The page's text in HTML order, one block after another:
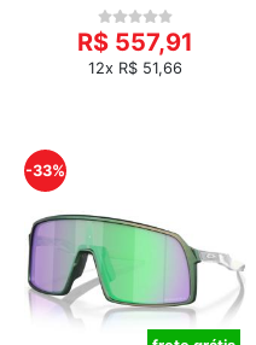
R$ 557,91
12x R$ 51,66
-33%